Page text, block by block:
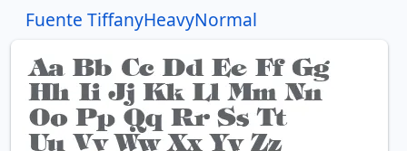
Fuente TiffanyHeavyNormal